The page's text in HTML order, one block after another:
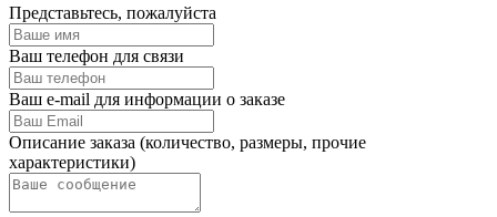
Представьтесь, пожалуйста
Ваш телефон для связи
Ваш e-mail для информации о заказе
Описание заказа (количество, размеры, прочие
характеристики)